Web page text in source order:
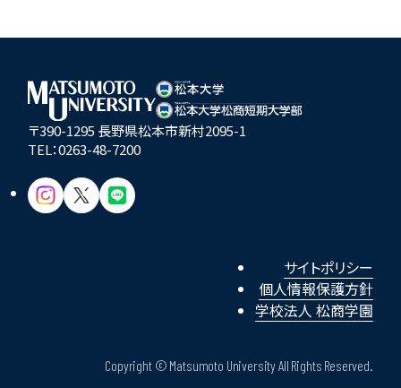
〒390-1295 長野県松本市新村2095-1
TEL：0263-48-7200
サイトポリシー
個人情報保護方針
学校法人 松商学園
Copyright © Matsumoto University All Rights Reserved.